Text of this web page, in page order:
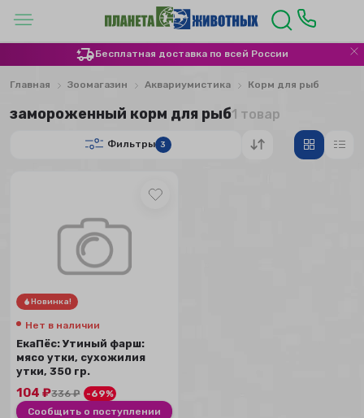
Бесплатная доставка по всей России
Главная Зоомагазин Аквариумистика Корм для рыб
замороженный корм для рыб1 товар
Фильтры 3
Новинка!
Нет в наличии
ЕкаПёс: Утиный фарш:
мясо утки, сухожилия
утки, 350 гр.
104₽336₽
-69%
Сообщить о поступлении